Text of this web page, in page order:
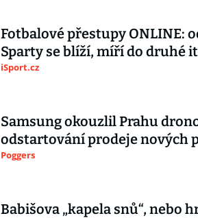
Fotbalové přestupy ONLINE:
Sparty se blíží, míří do druhé
iSport.cz
Samsung okouzlil Prahu
odstartování prodeje nových
Poggers
Babišova „kapela snů“, nebo